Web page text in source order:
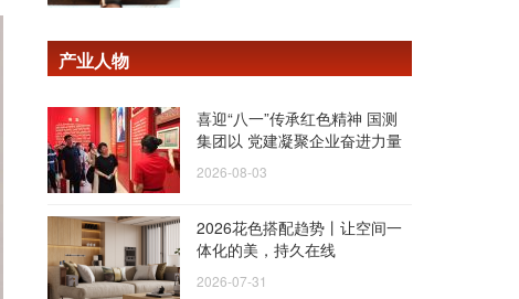
产业人物
喜迎“八一”传承红色精神 国测
集团以 党建凝聚企业奋进力量
2026-08-03
2026花色搭配趋势丨让空间一
体化的美，持久在线
2026-07-31